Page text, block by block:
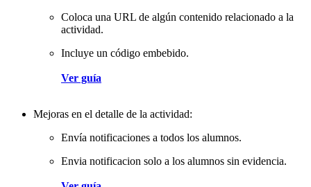
Coloca una URL de algún contenido relacionado a la
actividad.
Incluye un código embebido.
Ver guía
Mejoras en el detalle de la actividad:
Envía notificaciones a todos los alumnos.
Envia notificacion solo a los alumnos sin evidencia.